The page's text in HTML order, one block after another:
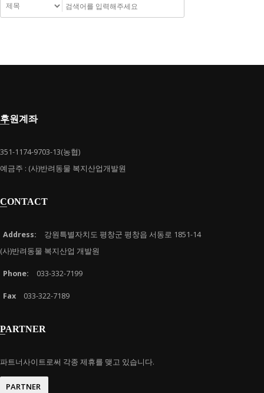
후원계좌
351-1174-9703-13(농협)
예금주 : (사)반려동물 복지산업개발원
CONTACT
Address:
강원특별자치도 평창군 평창읍 서동로 1851-14
(사)반려동물 복지산업 개발원
Phone: 033-332-7199
Fax 033-322-7189
PARTNER
파트너사이트로써 각종 제휴를 맺고 있습니다.
PARTNER